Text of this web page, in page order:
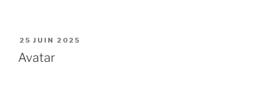
PUBLIÉ
LE
25 JUIN 2025
Avatar